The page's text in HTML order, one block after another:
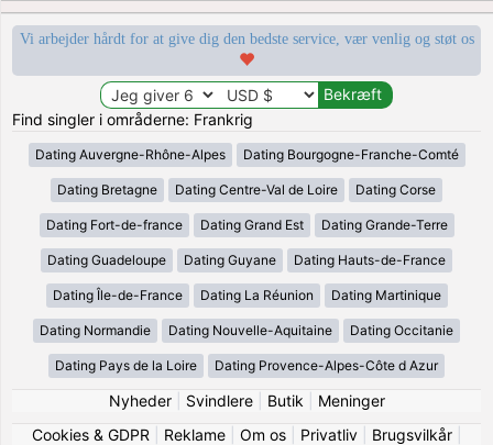
Vi arbejder hårdt for at give dig den bedste service, vær venlig og støt os
Find singler i områderne: Frankrig
Dating Auvergne-Rhône-Alpes Dating Bourgogne-Franche-Comté
Dating Bretagne Dating Centre-Val de Loire Dating Corse
Dating Fort-de-france Dating Grand Est Dating Grande-Terre
Dating Guadeloupe Dating Guyane Dating Hauts-de-France
Dating Île-de-France Dating La Réunion Dating Martinique
Dating Normandie Dating Nouvelle-Aquitaine Dating Occitanie
Dating Pays de la Loire Dating Provence-Alpes-Côte d Azur
Nyheder| Svindlere| Butik
Meninger
Cookies & GDPR
Reklame| Om os| Privatliv| Brugsvilkår|